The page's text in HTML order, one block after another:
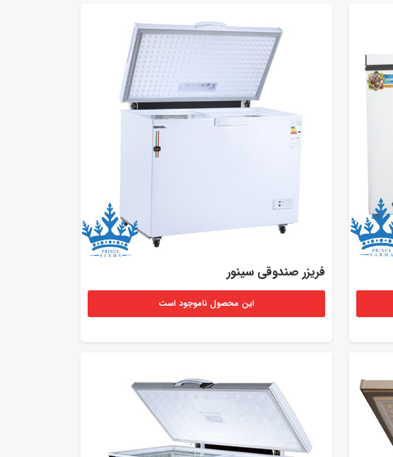
فریزر صندوقی سینور
این محصول ناموجود است